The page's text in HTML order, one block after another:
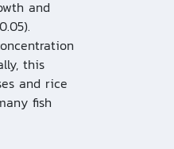
and
this
and rice
fish